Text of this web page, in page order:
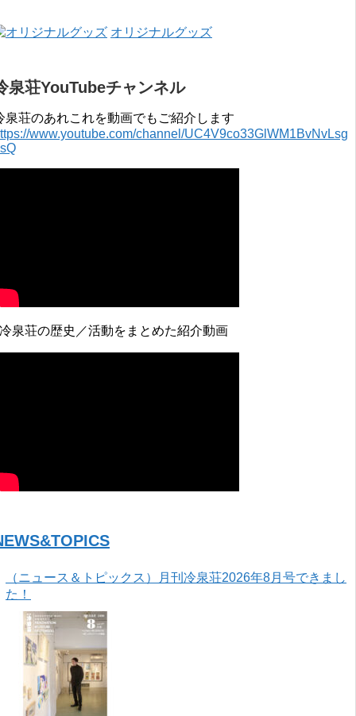
オリジナルグッズ
泉荘YouTubeチャンネル
泉荘のあれこれを動画でもご紹介します
www.youtube.com/channel/UC4V9co33GlWM1BvNvLsg
泉荘の歴史／活動をまとめた紹介動画
（ニュース＆トピックス）月刊冷泉荘2026年8月号できまし
た！